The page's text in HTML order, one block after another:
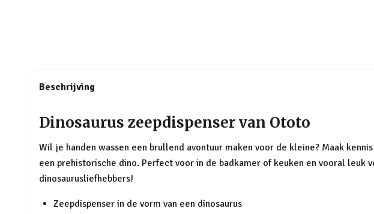
Beschrijving
Dinosaurus zeepdispenser van Ototo
Wil je handen wassen een brullend avontuur maken voor de kleine? Maak
een prehistorische dino. Perfect voor in de badkamer of keuken en vooral leuk
dinosaurusliefhebbers!
Zeepdispenser in de vorm van een dinosaurus